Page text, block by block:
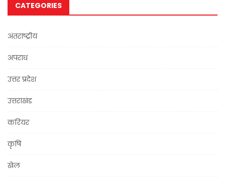
CATEGORIES
अंतराष्ट्रीय
अपराध
उत्तर प्रदेश
उत्तराखंड
करियर
कृषि
खेल